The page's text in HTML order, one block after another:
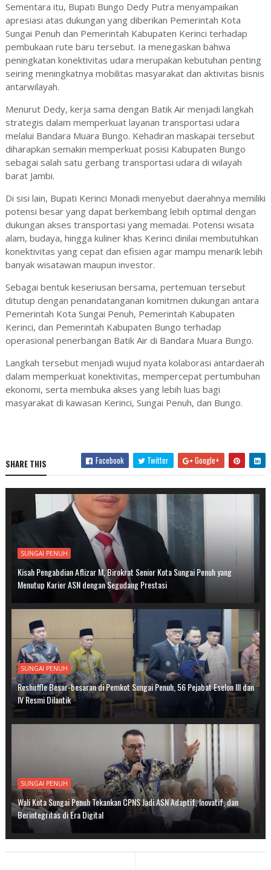
Sementara itu, Bupati Bungo Dedy Putra menyampaikan
apresiasi atas dukungan yang diberikan Pemerintah Kota
Sungai Penuh dan Pemerintah Kabupaten Kerinci terhadap
pembukaan rute baru tersebut. Ia menegaskan bahwa
peningkatan konektivitas udara merupakan kebutuhan penting
seiring meningkatnya mobilitas masyarakat dan aktivitas bisnis
antarwilayah.
Menurut Dedy, kerja sama dengan Batik Air menjadi langkah
strategis dalam memperkuat layanan transportasi udara
melalui Bandara Muara Bungo. Kehadiran maskapai tersebut
diharapkan semakin memperkuat posisi Kabupaten Bungo
sebagai salah satu gerbang transportasi udara di wilayah
barat Jambi.
Di sisi lain, Bupati Kerinci Monadi menyebut daerahnya memiliki
potensi besar yang dapat berkembang lebih optimal dengan
dukungan akses transportasi yang memadai. Potensi wisata
alam, budaya, hingga kuliner khas Kerinci dinilai membutuhkan
konektivitas yang cepat dan efisien agar mampu menarik lebih
banyak wisatawan maupun investor.
Sebagai bentuk keseriusan bersama, pertemuan tersebut
ditutup dengan penandatanganan komitmen dukungan antara
Pemerintah Kota Sungai Penuh, Pemerintah Kabupaten
Kerinci, dan Pemerintah Kabupaten Bungo terhadap
operasional penerbangan Batik Air di Bandara Muara Bungo.
Langkah tersebut menjadi wujud nyata kolaborasi antardaerah
dalam memperkuat konektivitas, mempercepat pertumbuhan
ekonomi, serta membuka akses yang lebih luas bagi
masyarakat di kawasan Kerinci, Sungai Penuh, dan Bungo.
SHARE THIS Facebook Twitter Google+
SUNGAI PENUH
Kisah Pengabdian Aflizar M, Birokrat Senior Kota Sungai Penuh yang
Menutup Karier ASN dengan Segudang Prestasi
SUNGAI PENUH
Reshuffle Besar-besaran di Pemkot Sungai Penuh, 56 Pejabat Eselon III dan
IV Resmi Dilantik
SUNGAI PENUH
Wali Kota Sungai Penuh Tekankan CPNS Jadi ASN Adaptif, Inovatif, dan
Berintegritas di Era Digital